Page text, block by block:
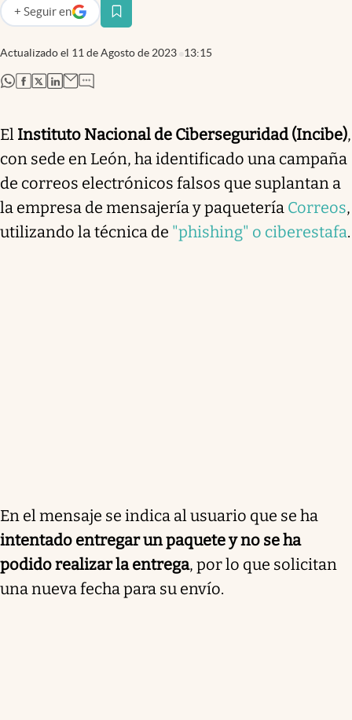
Actualizado el 11 de Agosto de 2023 13:15
+ Seguir en
abre en nueva pestaña
abre en nueva pestaña
abre en nueva pestaña
abre en nueva pestaña
abre en nueva pestaña
El Instituto Nacional de Ciberseguridad (Incibe),
con sede en León, ha identificado una campaña
de correos electrónicos falsos que suplantan a
la empresa de mensajería y paquetería Correos,
utilizando la técnica de "phishing" o ciberestafa.
En el mensaje se indica al usuario que se ha
intentado entregar un paquete y no se ha
podido realizar la entrega, por lo que solicitan
una nueva fecha para su envío.